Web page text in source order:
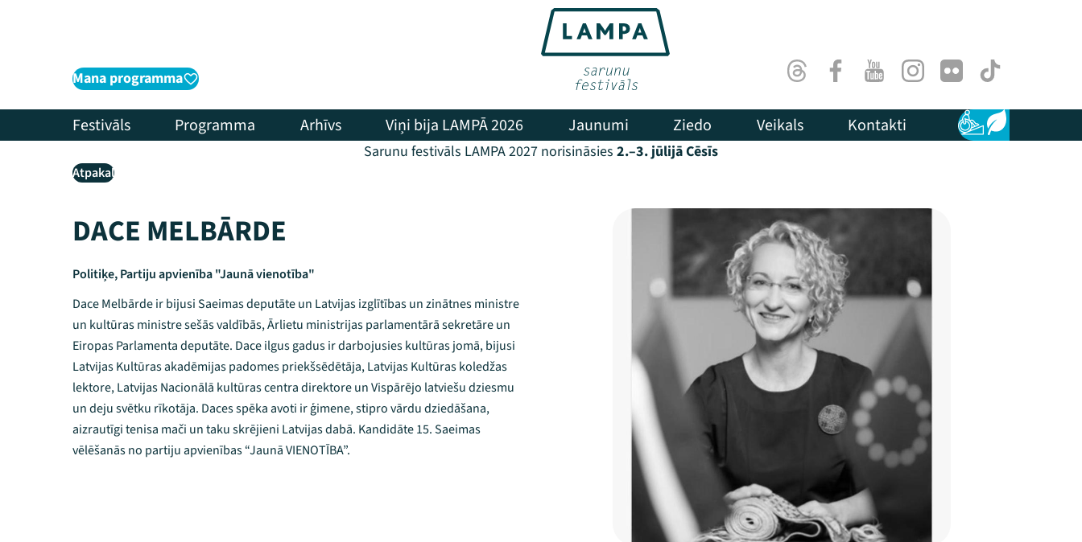
Mana programma ThreadsFacebookYoutubeInstagram
Flick TikTok
Festivāls Programma Arhīvs Viņi bija LAMPĀ 2026 Jaunumi Ziedo Veikals Kontakti Pieejamība
Ilgtspēja
Sarunu festivāls LAMPA 2027 norisināsies 2.–3. jūlijā Cēsīs
Atpakaļ
DACE MELBĀRDE
Politiķe, Partiju apvienība "Jaunā vienotība"
Dace Melbārde ir bijusi Saeimas deputāte un Latvijas izglītības un zinātnes ministre
un kultūras ministre sešās valdībās, Ārlietu ministrijas parlamentārā sekretāre un
Eiropas Parlamenta deputāte. Dace ilgus gadus ir darbojusies kultūras jomā, bijusi
Latvijas Kultūras akadēmijas padomes priekšsēdētāja, Latvijas Kultūras koledžas
lektore, Latvijas Nacionālā kultūras centra direktore un Vispārējo latviešu dziesmu
un deju svētku rīkotāja. Daces spēka avoti ir ģimene, stipro vārdu dziedāšana,
aizrautīgi tenisa mači un taku skrējieni Latvijas dabā. Kandidāte 15. Saeimas
vēlēšanās no partiju apvienības “Jaunā VIENOTĪBA”.